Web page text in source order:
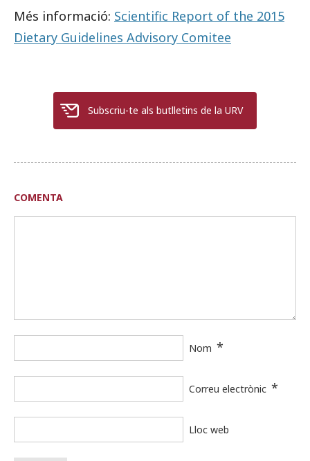
Més informació: Scientific Report of the 2015
Dietary Guidelines Advisory Comitee
Subscriu-te als butlletins de la URV
COMENTA
Nom *
Correu electrònic *
Lloc web